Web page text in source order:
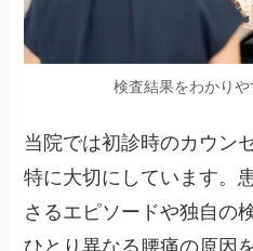
検査結果をわかり
当院では初診時のカウン
特に大切にしています。
さるエピソードや独自の